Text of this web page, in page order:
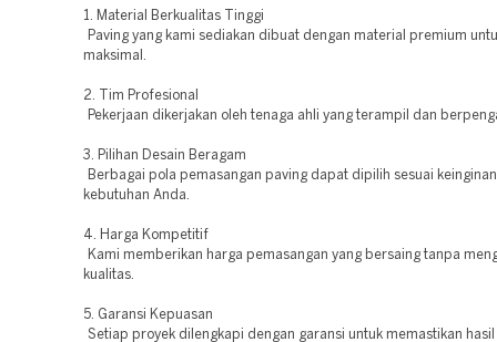
1. Material Berkualitas Tinggi
Paving yang kami sediakan dibuat dengan material premium
maksimal.
2. Tim Profesional
Pekerjaan dikerjakan oleh tenaga ahli yang terampil dan
3. Pilihan Desain Beragam
Berbagai pola pemasangan paving dapat dipilih sesuai
kebutuhan Anda.
4. Harga Kompetitif
Kami memberikan harga pemasangan yang bersaing tanpa
kualitas.
5. Garansi Kepuasan
Setiap proyek dilengkapi dengan garansi untuk memastikan hasil